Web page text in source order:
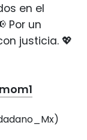
en el
Por un
justicia. 💖